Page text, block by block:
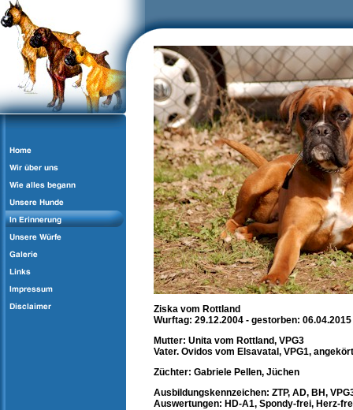
Ziska vom Rottland
Wurftag: 29.12.2004 - gestorben: 06.04.2015
Mutter: Unita vom Rottland, VPG3
Vater. Ovidos vom Elsavatal, VPG1, angekört
Züchter: Gabriele Pellen, Jüchen
Ausbildungskennzeichen: ZTP, AD, BH,
Auswertungen: HD-A1, Spondy-frei, Herz-